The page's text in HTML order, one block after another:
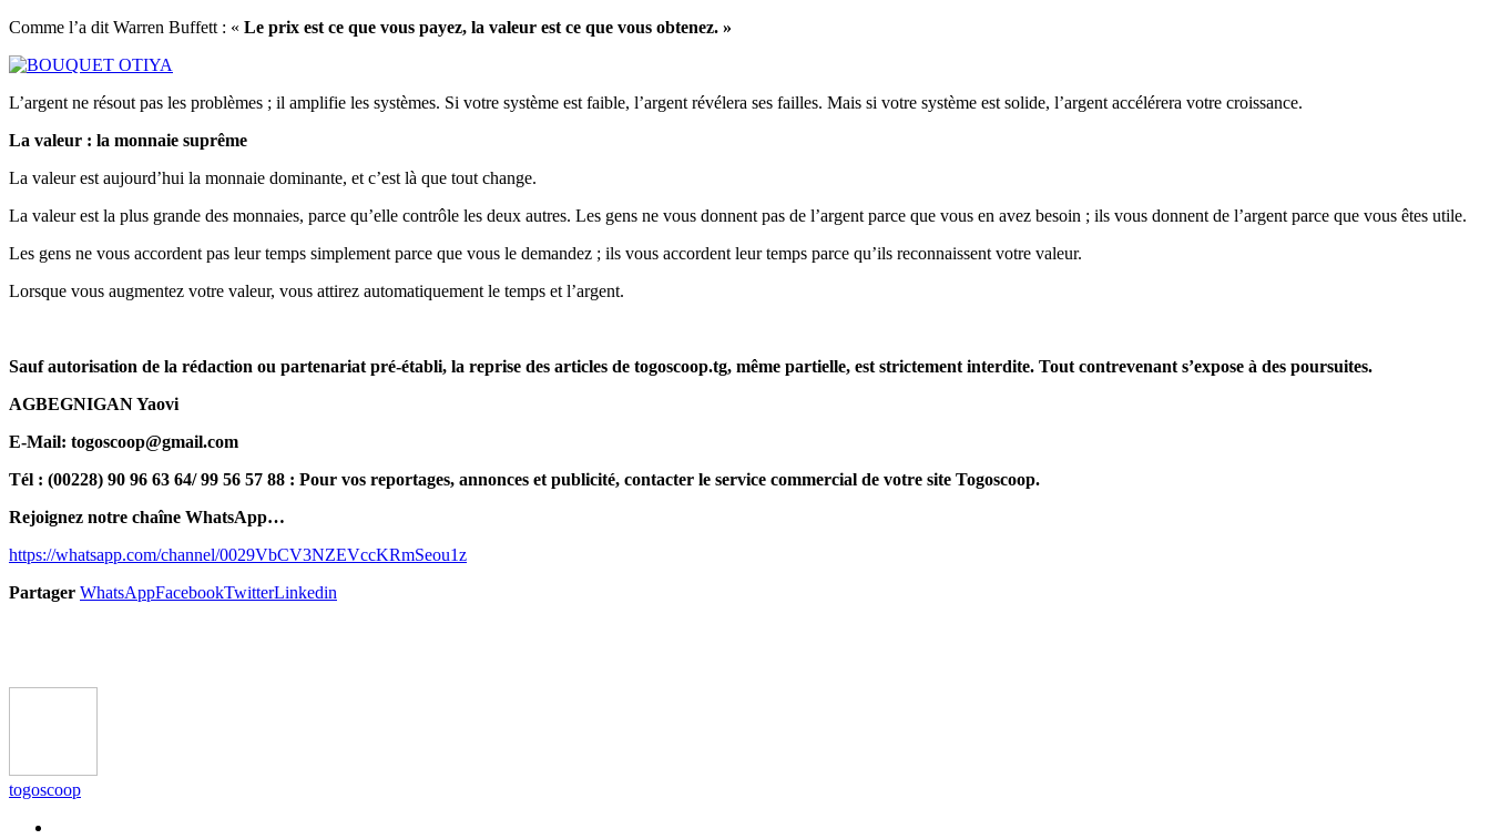
Comme l’a dit Warren Buffett : « Le prix est ce que vous payez, la valeur est ce que vous obtenez. »
L’argent ne résout pas les problèmes ; il amplifie les systèmes. Si votre système est faible, l’argent révélera ses failles. Mais si votre système est solide, l’argent accélérera votre croissance.
La valeur : la monnaie suprême
La valeur est aujourd’hui la monnaie dominante, et c’est là que tout change.
La valeur est la plus grande des monnaies, parce qu’elle contrôle les deux autres. Les gens ne vous donnent pas de l’argent parce que vous en avez besoin ; ils vous donnent de l’argent parce que vous êtes utile.
Les gens ne vous accordent pas leur temps simplement parce que vous le demandez ; ils vous accordent leur temps parce qu’ils reconnaissent votre valeur.
Lorsque vous augmentez votre valeur, vous attirez automatiquement le temps et l’argent.
Sauf autorisation de la rédaction ou partenariat pré-établi, la reprise des articles de togoscoop.tg, même partielle, est strictement interdite. Tout contrevenant s’expose à des poursuites.
AGBEGNIGAN Yaovi
E-Mail: togoscoop@gmail.com
Tél : (00228) 90 96 63 64/ 99 56 57 88 : Pour vos reportages, annonces et publicité, contacter le service commercial de votre site Togoscoop.
Rejoignez notre chaîne WhatsApp…
https://whatsapp.com/channel/0029VbCV3NZEVccKRmSeou1z
Partager WhatsAppFacebookTwitterLinkedin
togoscoop